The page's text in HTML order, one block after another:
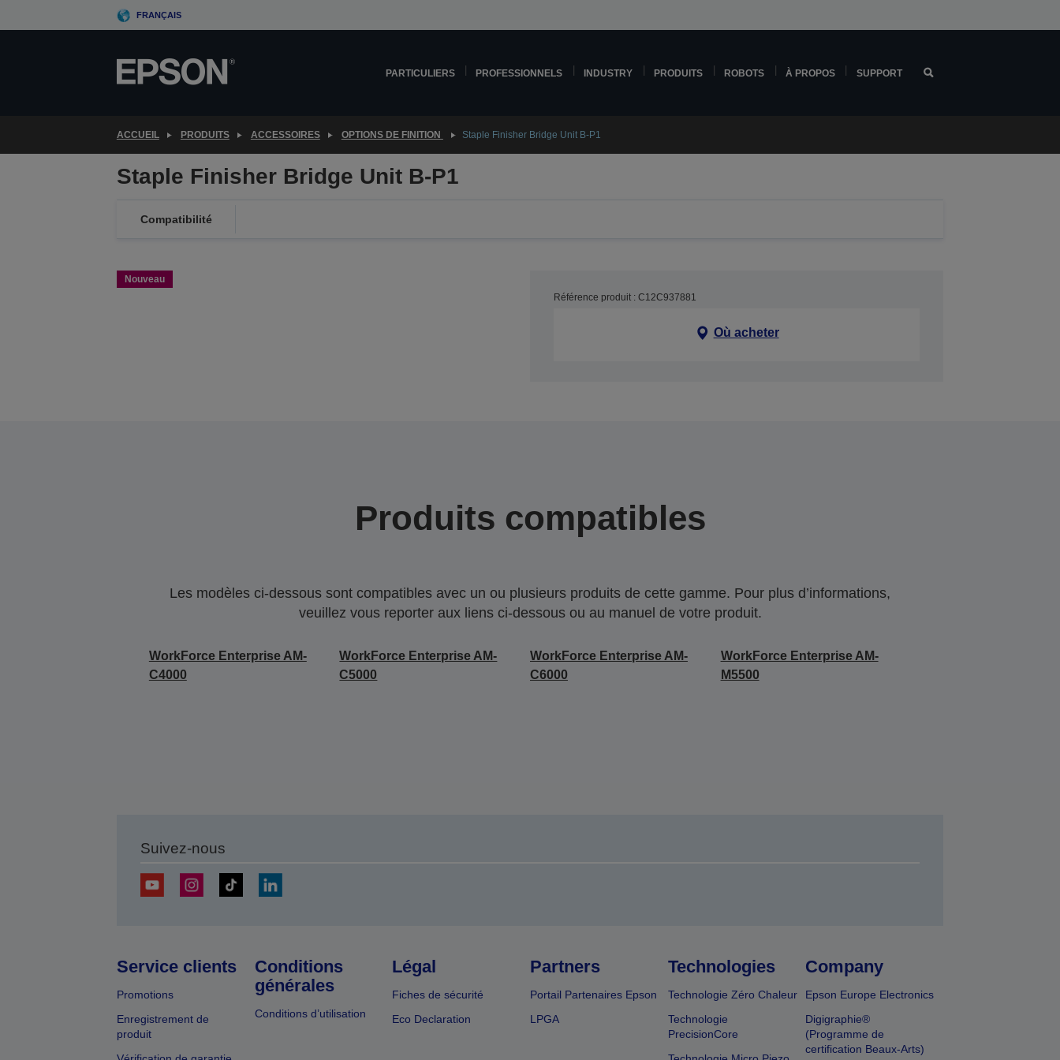
to
FRANÇAIS
PARTICULIERS PROFESSIONNELS INDUSTRY PRODUITS ROBOTS À PROPOS SUPPORT
ACCUEIL PRODUITS ACCESSOIRES OPTIONS DE FINITION Staple Finisher Bridge Unit B-P1
Staple Finisher Bridge Unit B-P1
Compatibilité
Nouveau
Référence produit : C12C937881
Où acheter
Produits compatibles
Les modèles ci-dessous sont compatibles avec un ou plusieurs produits de cette gamme. Pour plus d’informations,
veuillez vous reporter aux liens ci-dessous ou au manuel de votre produit.
WorkForce Enterprise AM-
C4000
WorkForce Enterprise AM-
C5000
WorkForce Enterprise AM-
C6000
WorkForce Enterprise AM-
M5500
Suivez-nous
Service clients
Promotions
Enregistrement de
produit
Conditions
générales
Conditions d’utilisation
Légal
Fiches de sécurité
Eco Declaration
Partners
Portail Partenaires Epson
LPGA
Technologies
Technologie Zéro Chaleur
Technologie
PrecisionCore
Company
Epson Europe Electronics
Digigraphie®
(Programme de
certification Beaux-Arts)